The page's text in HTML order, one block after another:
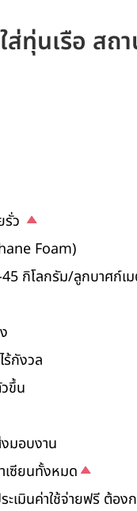
ทุ่นเรือ ส
ว
Foam)
กิโลกรัม/ลูกบาศก์เ
กังวล
ขึ้น
มอบงาน
เซียนทั้งหมด
ะเมินค่าใช้จ่ายฟรี ต้